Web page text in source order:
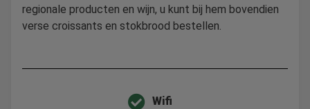
regionale producten en wijn, u kunt bij hem bovendien
verse croissants en stokbrood bestellen.
Wifi